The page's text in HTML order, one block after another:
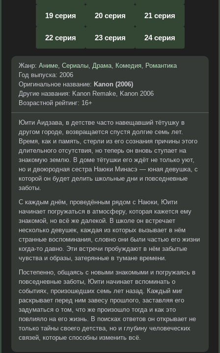
19 серия 20 серия 21 серия
22 серия 23 серия 24 серия
Жанр: Аниме, Сериалы, Драма, Комедия, Романтика
Год выпуска: 2006
Оригинальное название: Kanon (2006)
Другие названия: Kanon Remake, Kanon 2006
Возрастной рейтинг: 16+
Юити Аидзава, в детстве часто навещавший тётушку в
другом городе, возвращается спустя долгие семь лет.
Время, как и память, стерли из его сознания причины этого
длительного отсутствия, но теперь он вновь ступает на
знакомую землю. В доме тётушки его ждёт не только уют,
но и двоюродная сестра Наюки Минасэ — юная девушка, с
которой он будет делить школьные дни и повседневные
заботы.
С каждым днём, проведённым рядом с Наюки, Юити
начинает погружаться в атмосферу, которая кажется ему
знакомой, но всё же далекой. В школе он встречает
несколько девушек, каждая из которых вызывает в нём
странные воспоминания, словно они были частью его жизни
когда-то давно. Эти встречи пробуждают в нём забытые
чувства и образы, затерянные в тумане времени.
Постепенно, общаясь с новыми знакомыми и погружаясь в
повседневные заботы, Юити начинает вспоминать о
событиях, произошедших семь лет назад. Каждый миг
раскрывает перед ним завесу прошлого, заставляя его
задуматься о том, что же произошло тогда и как это
повлияло на его жизнь. В поисках ответов он открывает не
только тайны своего детства, но и глубину человеческих
связей, которые способны изменить всё.